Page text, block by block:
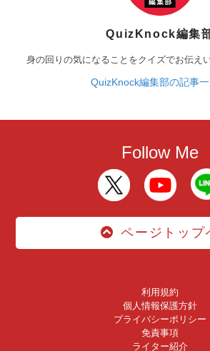
QuizKnock編集
身の回りの気になることをクイズでお伝え
QuizKnock編集部の記事
Follow Me
ページトップ
利用規約
個人情報保護方針
プライバシーポリシー
免責事項
ライター紹介